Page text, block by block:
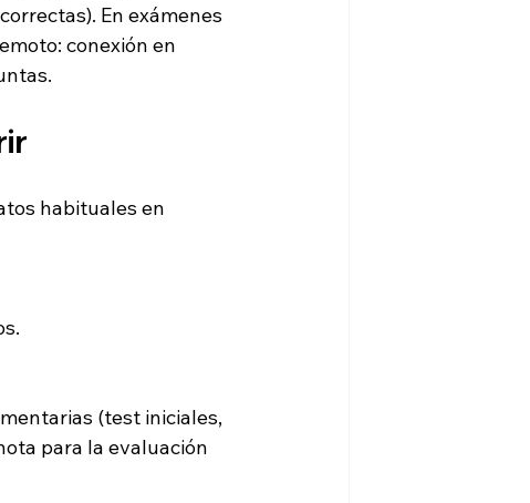
En exámenes
conexión en
habituales en
(test iniciales,
para la evaluación